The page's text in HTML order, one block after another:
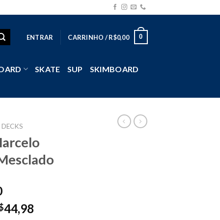
ENTRAR CARRINHO /R$0,00 0
SKATE SUP SKIMBOARD
DECKS
44,98